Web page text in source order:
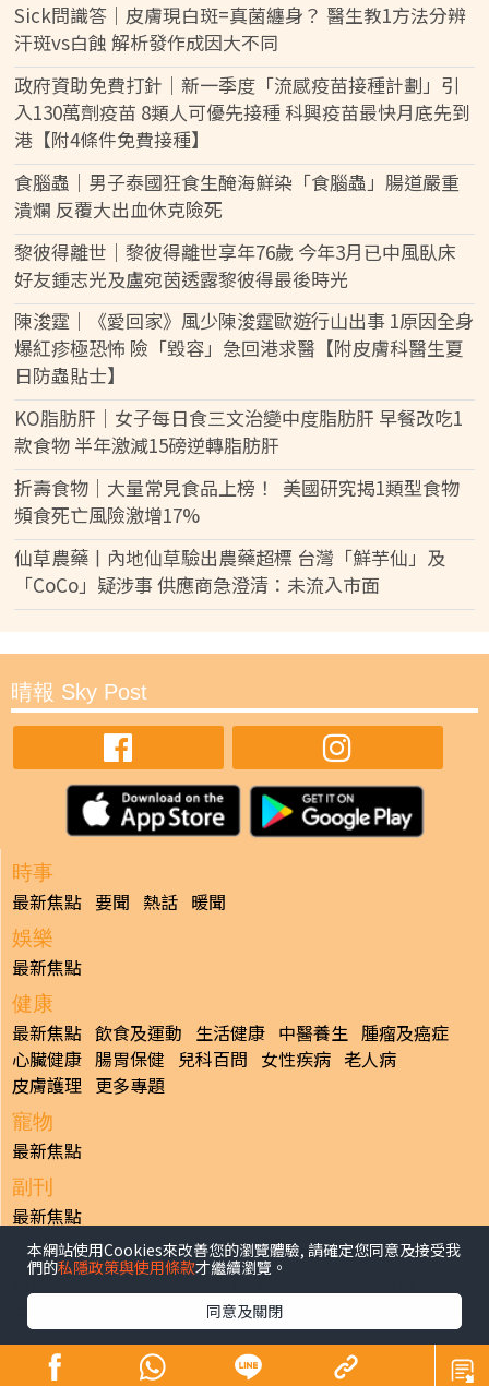
Sick問識答｜皮膚現白斑=真菌纏身？ 醫生教1方法分辨
汗斑vs白蝕 解析發作成因大不同
政府資助免費打針｜新一季度「流感疫苗接種計劃」引
入130萬劑疫苗 8類人可優先接種 科興疫苗最快月底先到
港【附4條件免費接種】
食腦蟲｜男子泰國狂食生醃海鮮染「食腦蟲」腸道嚴重
潰爛 反覆大出血休克險死
黎彼得離世｜黎彼得離世享年76歲 今年3月已中風臥床
好友鍾志光及盧宛茵透露黎彼得最後時光
陳浚霆｜《愛回家》風少陳浚霆歐遊行山出事 1原因全身
爆紅疹極恐怖 險「毀容」急回港求醫【附皮膚科醫生夏
日防蟲貼士】
KO脂肪肝｜女子每日食三文治變中度脂肪肝 早餐改吃1
款食物 半年激減15磅逆轉脂肪肝
折壽食物｜大量常見食品上榜！ 美國研究揭1類型食物
頻食死亡風險激增17%
仙草農藥丨內地仙草驗出農藥超標 台灣「鮮芋仙」及
「CoCo」疑涉事 供應商急澄清：未流入市面
晴報 Sky Post
時事
最新焦點 要聞 熱話 暖聞
娛樂
最新焦點
健康
最新焦點 飲食及運動 生活健康 中醫養生 腫瘤及癌症
心臟健康 腸胃保健 兒科百問 女性疾病 老人病
皮膚護理 更多專題
寵物
最新焦點
副刊
最新焦點
日報
揭頁版 港聞 財經/地產 中國/國際
體育 專題/人物
香港經濟日報版權所有©2026
本網站使用Cookies來改善您的瀏覽體驗, 請確定您同意及接受我
們的私隱政策與使用條款才繼續瀏覽。
同意及關閉